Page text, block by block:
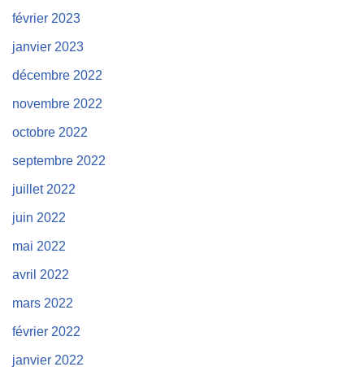
février 2023
janvier 2023
décembre 2022
novembre 2022
octobre 2022
septembre 2022
juillet 2022
juin 2022
mai 2022
avril 2022
mars 2022
février 2022
janvier 2022